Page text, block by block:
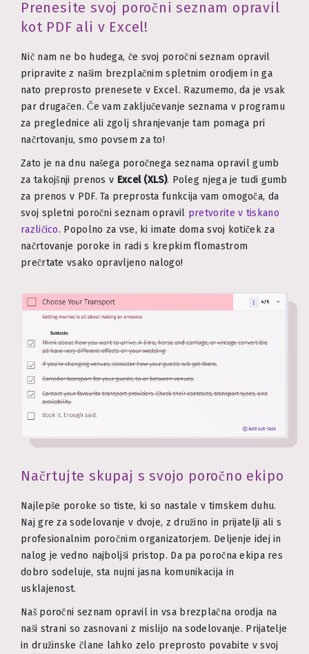
Prenesite svoj poročni seznam opravil
kot PDF ali v Excel!
Nič nam ne bo hudega, če svoj poročni seznam opravil
pripravite z našim brezplačnim spletnim orodjem in ga
nato preprosto prenesete v Excel. Razumemo, da je vsak
par drugačen. Če vam zaključevanje seznama v programu
za preglednice ali zgolj shranjevanje tam pomaga pri
načrtovanju, smo povsem za to!
Zato je na dnu našega poročnega seznama opravil gumb
za takojšnji prenos v Excel (XLS). Poleg njega je tudi gumb
za prenos v PDF. Ta preprosta funkcija vam omogoča, da
svoj spletni poročni seznam opravil pretvorite v tiskano
različico. Popolno za vse, ki imate doma svoj kotiček za
načrtovanje poroke in radi s krepkim flomastrom
prečrtate vsako opravljeno nalogo!
Načrtujte skupaj s svojo poročno ekipo
Najlepše poroke so tiste, ki so nastale v timskem duhu.
Naj gre za sodelovanje v dvoje, z družino in prijatelji ali s
profesionalnim poročnim organizatorjem. Deljenje idej in
nalog je vedno najboljši pristop. Da pa poročna ekipa res
dobro sodeluje, sta nujni jasna komunikacija in
usklajenost.
Naš poročni seznam opravil in vsa brezplačna orodja na
naši strani so zasnovani z mislijo na sodelovanje. Prijatelje
in družinske člane lahko zelo preprosto povabite v svoj